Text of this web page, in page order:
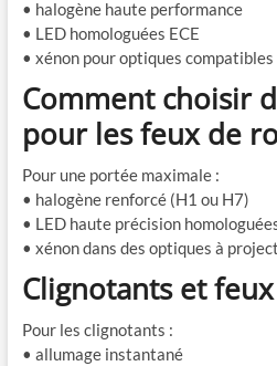
• halogène haute performance
• LED homologuées ECE
• xénon pour optiques compatibles
Comment choisir
pour les feux de
Pour une portée maximale :
• halogène renforcé (H1 ou H7)
• LED haute précision
• xénon dans des optiques à
Clignotants et
Pour les clignotants :
• allumage instantané